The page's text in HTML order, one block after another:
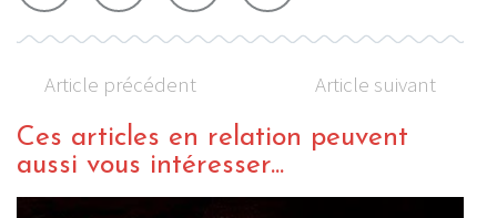
Article précédent Article suivant
Ces articles en relation peuvent
aussi vous intéresser...